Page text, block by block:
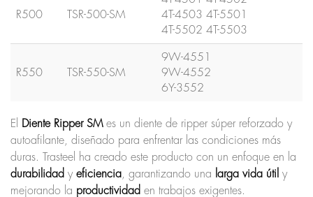
R500 TSR-500-SM
4T-4503 4T-5501
4T-5502 4T-5503
R550 TSR-550-SM
9W-4551
9W-4552
6Y-3552
El Diente Ripper SMes un diente de ripper súper reforzado y
autoafilante, diseñado para enfrentar las condiciones más
duras. Trasteel ha creado este producto con un enfoque en la
durabilidad y eficiencia , garantizando una larga vida útil y
mejorando la productividad en trabajos exigentes.